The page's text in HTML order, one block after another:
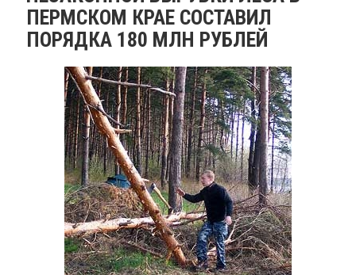
ПЕРМСКОМ КРАЕ СОСТАВИЛ
ПОРЯДКА 180 МЛН РУБЛЕЙ